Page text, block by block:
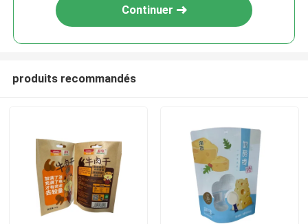
Continuer
produits recommandés